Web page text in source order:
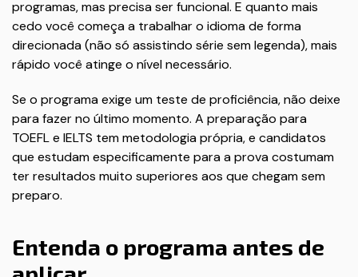
programas, mas precisa ser funcional. E quanto mais
cedo você começa a trabalhar o idioma de forma
direcionada (não só assistindo série sem legenda), mais
rápido você atinge o nível necessário.
Se o programa exige um teste de proficiência, não deixe
para fazer no último momento. A preparação para
TOEFL e IELTS tem metodologia própria, e candidatos
que estudam especificamente para a prova costumam
ter resultados muito superiores aos que chegam sem
preparo.
Entenda o programa antes de